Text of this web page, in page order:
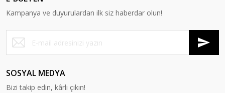
Kampanya ve duyurulardan ilk siz haberdar olun!
SOSYAL MEDYA
Bizi takip edin, kârlı çıkın!